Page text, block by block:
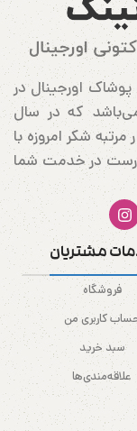
پوشاک اورجینال در
که در سال
مرتبه شکر امروزه با
درست در خدمت شما
مشتریان
فروشگاه
کاربری من
سبد خرید
علاقه‌مندی‌ها